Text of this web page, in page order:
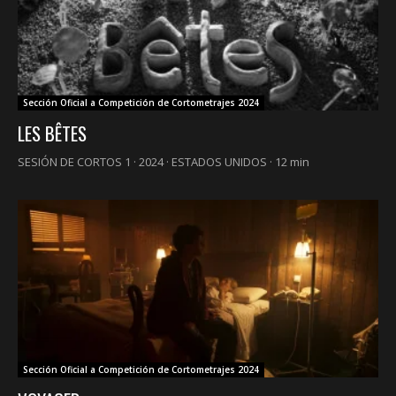
Sección Oficial a Competición de Cortometrajes 2024
LES BÊTES
SESIÓN DE CORTOS 1 · 2024 · ESTADOS UNIDOS · 12 min
Sección Oficial a Competición de Cortometrajes 2024